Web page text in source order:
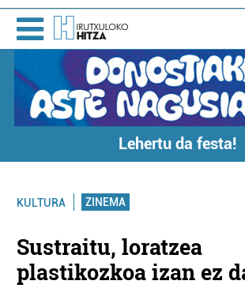
Lehertu da festa!
KULTURA ZINEMA
Sustraitu, loratzea
plastikozkoa izan ez